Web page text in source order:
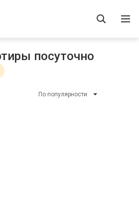
посуточно
По популярности